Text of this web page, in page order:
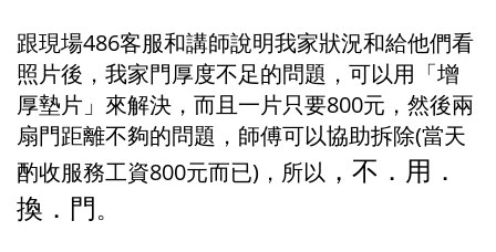
跟現場486客服和講師說明我家狀況和給他們看
照片後，我家門厚度不足的問題，可以用「增
厚墊片」來解決，而且一片只要800元，然後兩
扇門距離不夠的問題，師傅可以協助拆除(當天
酌收服務工資800元而已)，所以 ，不．用．
換．門。